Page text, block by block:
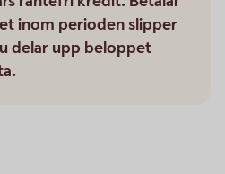
inom perioden slipper
delar upp beloppet